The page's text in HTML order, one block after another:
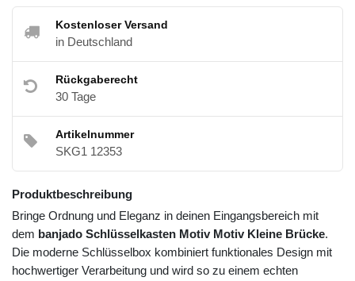
Kostenloser Versand
in Deutschland
Rückgaberecht
30 Tage
Artikelnummer
SKG1 12353
Produktbeschreibung
Bringe Ordnung und Eleganz in deinen Eingangsbereich mit
dem banjado Schlüsselkasten Motiv Motiv Kleine Brücke.
Die moderne Schlüsselbox kombiniert funktionales Design mit
hochwertiger Verarbeitung und wird so zu einem echten